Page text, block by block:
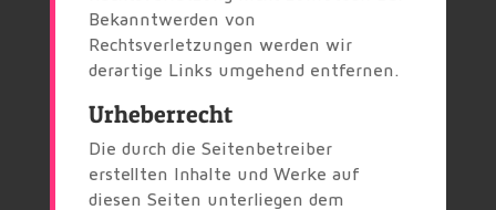
Bekanntwerden von
Rechtsverletzungen werden wir
derartige Links umgehend entfernen.
Urheberrecht
Die durch die Seitenbetreiber
erstellten Inhalte und Werke auf
diesen Seiten unterliegen dem